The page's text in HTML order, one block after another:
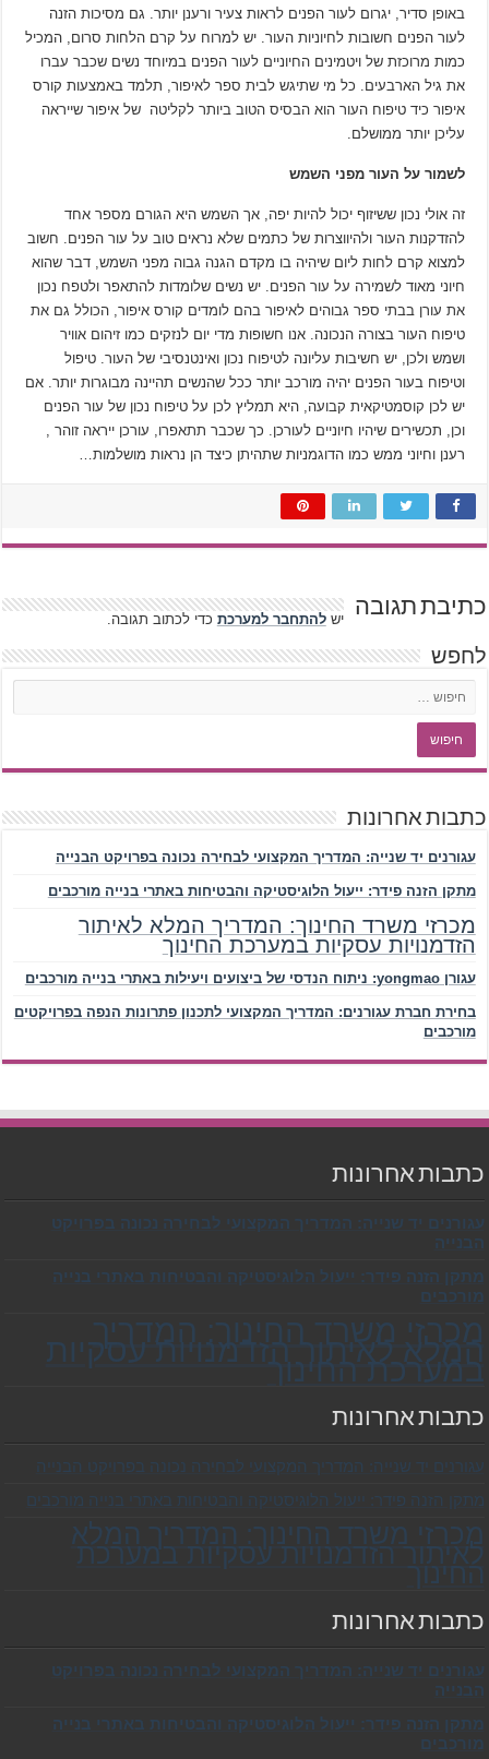
באופן סדיר, יגרום לעור הפנים לראות צעיר ורענן יותר. גם מסיכות הזנה
לעור הפנים חשובות לחיוניות העור. יש למרוח על קרם הלחות סרום, המכיל
כמות מרוכזת של ויטמינים החיוניים לעור הפנים במיוחד נשים שכבר עברו
את גיל הארבעים. כל מי שתיגש לבית ספר לאיפור, תלמד באמצעות קורס
איפור כיד טיפוח העור הוא הבסיס הטוב ביותר לקליטה של איפור שייראה
עליכן יותר ממושלם.
לשמור על העור מפני השמש
זה אולי נכון ששיזוף יכול להיות יפה, אך השמש היא הגורם מספר אחד
להזדקנות העור ולהיווצרות של כתמים שלא נראים טוב על עור הפנים. חשוב
למצוא קרם לחות ליום שיהיה בו מקדם הגנה גבוה מפני השמש, דבר שהוא
חיוני מאוד לשמירה על עור הפנים. יש נשים שלומדות להתאפר ולטפח נכון
את עורן בבתי ספר גבוהים לאיפור בהם לומדים קורס איפור, הכולל גם את
טיפוח העור בצורה הנכונה. אנו חשופות מדי יום לנזקים כמו זיהום אוויר
ושמש ולכן, יש חשיבות עליונה לטיפוח נכון ואינטנסיבי של העור. טיפול
וטיפוח בעור הפנים יהיה מורכב יותר ככל שהנשים תהיינה מבוגרות יותר. אם
יש לכן קוסמטיקאית קבועה, היא תמליץ לכן על טיפוח נכון של עור הפנים
וכן, תכשירים שיהיו חיוניים לעורכן. כך שכבר תתאפרו, עורכן ייראה זוהר ,
רענן וחיוני ממש כמו הדוגמניות שתהיתן כיצד הן נראות מושלמות…
כתיבת תגובה ישלהתחבר למערכת כדי לכתוב תגובה.
לחפש
כתבות אחרונות
עגורנים יד שנייה: המדריך המקצועי לבחירה נכונה בפרויקט הבנייה
מתקן הזנה פידר: ייעול הלוגיסטיקה והבטיחות באתרי בנייה מורכבים
מכרזי משרד החינוך: המדריך המלא לאיתור
הזדמנויות עסקיות במערכת החינוך
עגורן yongmao: ניתוח הנדסי של ביצועים ויעילות באתרי בנייה מורכבים
בחירת חברת עגורנים: המדריך המקצועי לתכנון פתרונות הנפה בפרויקטים
מורכבים
כתבות אחרונות
עגורנים יד שנייה: המדריך המקצועי לבחירה נכונה בפרויקט
הבנייה
מתקן הזנה פידר: ייעול הלוגיסטיקה והבטיחות באתרי בנייה
מורכבים
מכרזי משרד החינוך: המדריך
המלא לאיתור הזדמנויות עסקיות
במערכת החינוך
כתבות אחרונות
עגורנים יד שנייה: המדריך המקצועי לבחירה נכונה בפרויקט הבנייה
מתקן הזנה פידר: ייעול הלוגיסטיקה והבטיחות באתרי בנייה מורכבים
מכרזי משרד החינוך: המדריך המלא
לאיתור הזדמנויות עסקיות במערכת
החינוך
כתבות אחרונות
עגורנים יד שנייה: המדריך המקצועי לבחירה נכונה בפרויקט
הבנייה
מתקן הזנה פידר: ייעול הלוגיסטיקה והבטיחות באתרי בנייה
מורכבים